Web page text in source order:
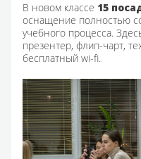
В новом классе 15
оснащение полностью
учебного процесса.
презентер, флип-чарт,
бесплатный wi-fi.